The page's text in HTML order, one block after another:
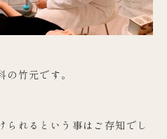
竹元です。
られるという事はご存知でし